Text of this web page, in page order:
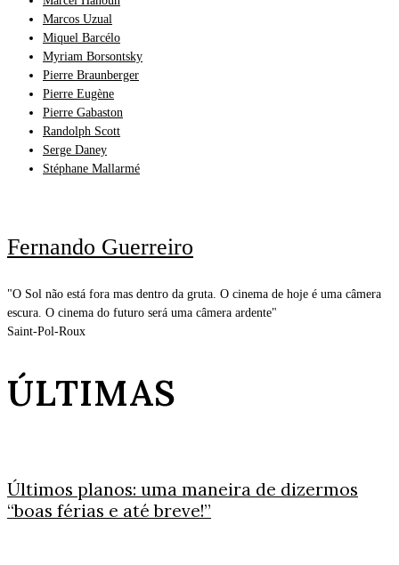
Marcos Uzual
Miquel Barcélo
Myriam Borsontsky
Pierre Braunberger
Pierre Eugène
Pierre Gabaston
Randolph Scott
Serge Daney
Stéphane Mallarmé
Fernando Guerreiro
"O Sol não está fora mas dentro da gruta. O cinema de hoje é uma câmera
escura. O cinema do futuro será uma câmera ardente"
Saint-Pol-Roux
ÚLTIMAS
Últimos planos: uma maneira de dizermos
“boas férias e até breve!”